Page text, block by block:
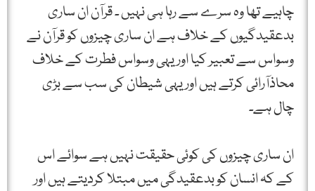
چاہیے تھا وہ سرے سے رہا ہی نہیں ۔ قرآن ان ساری
بدعقیدگیوں کے خلاف ہے ان ساری چیزوں کو قرآن نے
وسواس سے تعبیر کیا اوریہی وسواس فطرت کے خلاف
محاذآرائی کرتے ہیں اوریہی شیطان کی سب سے بڑی
چال ہے۔
ان ساری چیزوں کی کوئی حقیقت نہیں ہے سوائے اس
کے کہ انسان کو بدعقیدگی میں مبتلا کردیتے ہیں اور